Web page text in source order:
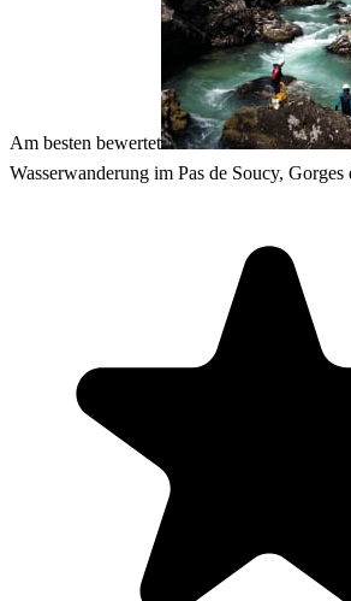
Am besten bewertet
Wasserwanderung im Pas de Soucy, Gorges